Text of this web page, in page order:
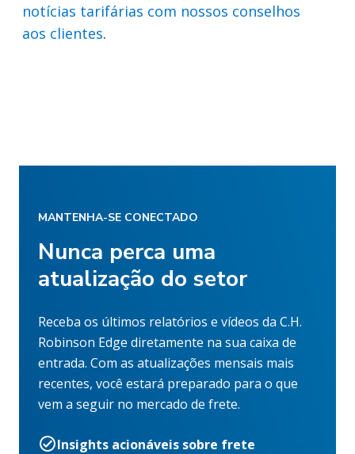
notícias tarifárias com nossos conselhos
aos clientes.
MANTENHA-SE CONECTADO
Nunca perca uma
atualização do setor
Receba os últimos relatórios e vídeos da C.H.
Robinson Edge diretamente na sua caixa de
entrada. Com as atualizações mensais mais
recentes, você estará preparado para o que
vem a seguir no mercado de frete.
Insights acionáveis sobre frete